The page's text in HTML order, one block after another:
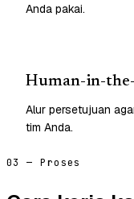
Anda pakai.
Human-in-
Alur persetujuan
tim Anda.
03 — Proses